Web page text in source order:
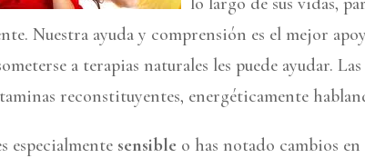
Nuestra ayuda y comprensión es el mejor
a terapias naturales les puede ayudar.
reconstituyentes, energéticamente
especialmente sensible o has notado cambios